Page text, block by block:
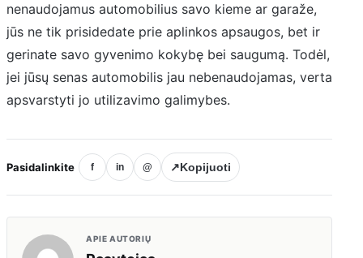
nenaudojamus automobilius savo kieme ar garaže,
jūs ne tik prisidedate prie aplinkos apsaugos, bet ir
gerinate savo gyvenimo kokybę bei saugumą. Todėl,
jei jūsų senas automobilis jau nebenaudojamas, verta
apsvarstyti jo utilizavimo galimybes.
Pasidalinkite f in @ ↗Kopijuoti
APIE AUTORIŲ